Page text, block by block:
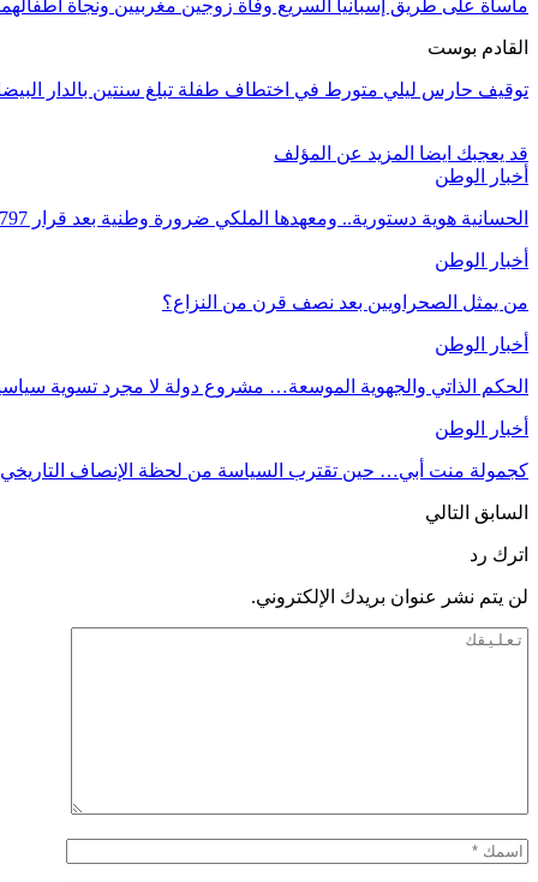
مأساة على طريق إسبانيا السريع وفاة زوجين مغربيين ونجاة
القادم بوست
توقيف حارس ليلي متورط في اختطاف طفلة تبلغ سنتين بالدار
قد يعجبك ايضا المزيد عن المؤلف
أخبار الوطن
الحسانية هوية دستورية.. ومعهدها الملكي ضرورة وطنية بعد قرار 2797
أخبار الوطن
من يمثل الصحراويين بعد نصف قرن من النزاع؟
أخبار الوطن
الحكم الذاتي والجهوية الموسعة… مشروع دولة لا مجرد تسوية
أخبار الوطن
كجمولة منت أبي… حين تقترب السياسة من لحظة الإنصاف
السابق التالي
اترك رد
لن يتم نشر عنوان بريدك الإلكتروني.